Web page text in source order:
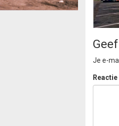
Je e-
Reactie